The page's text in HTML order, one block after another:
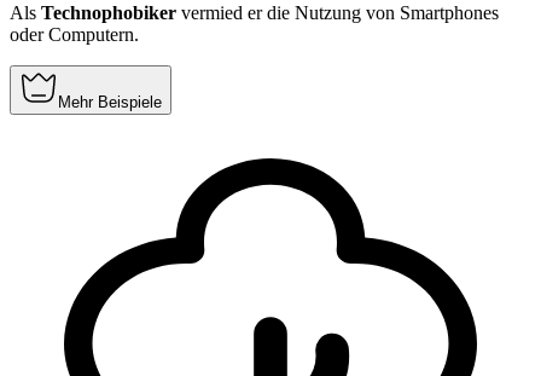
Als Technophobiker vermied er die Nutzung von Smartphones
oder Computern.
Mehr Beispiele